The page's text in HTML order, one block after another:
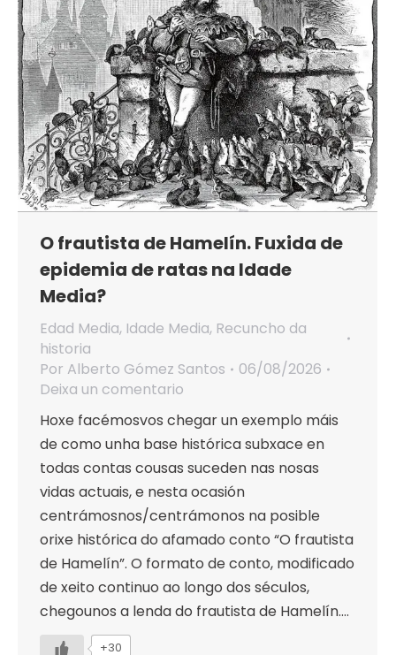
O frautista de Hamelín. Fuxida de
epidemia de ratas na Idade
Media?
Edad Media, Idade Media, Recuncho da
historia
Por Alberto Gómez Santos
06/08/2026
Deixa un comentario
Hoxe facémosvos chegar un exemplo máis
de como unha base histórica subxace en
todas contas cousas suceden nas nosas
vidas actuais, e nesta ocasión
centrámosnos/centrámonos na posible
orixe histórica do afamado conto “O frautista
de Hamelín”. O formato de conto, modificado
de xeito continuo ao longo dos séculos,
chegounos a lenda do frautista de Hamelín.…
+30